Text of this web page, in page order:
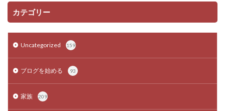
カテゴリー
Uncategorized 159
ブログを始める 93
家族 209